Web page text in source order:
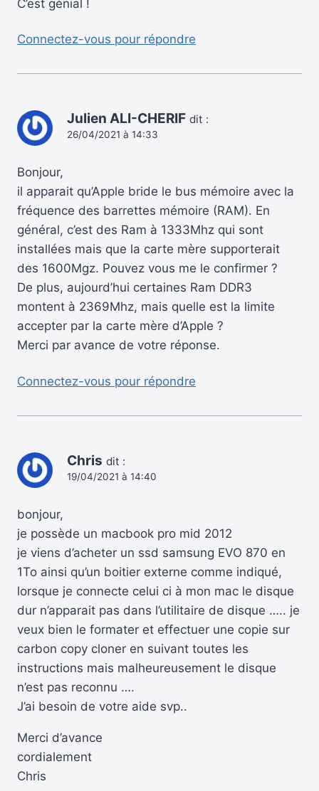
C’est génial !
Connectez-vous pour répondre
Julien ALI-CHERIF dit :
26/04/2021 à 14:33
Bonjour,
il apparait qu’Apple bride le bus mémoire avec la
fréquence des barrettes mémoire (RAM). En
général, c’est des Ram à 1333Mhz qui sont
installées mais que la carte mère supporterait
des 1600Mgz. Pouvez vous me le confirmer ?
De plus, aujourd’hui certaines Ram DDR3
montent à 2369Mhz, mais quelle est la limite
accepter par la carte mère d’Apple ?
Merci par avance de votre réponse.
Connectez-vous pour répondre
Chris dit :
19/04/2021 à 14:40
bonjour,
je possède un macbook pro mid 2012
je viens d’acheter un ssd samsung EVO 870 en
1To ainsi qu’un boitier externe comme indiqué,
lorsque je connecte celui ci à mon mac le disque
dur n’apparait pas dans l’utilitaire de disque ….. je
veux bien le formater et effectuer une copie sur
carbon copy cloner en suivant toutes les
instructions mais malheureusement le disque
n’est pas reconnu ….
J’ai besoin de votre aide svp..
Merci d’avance
cordialement
Chris